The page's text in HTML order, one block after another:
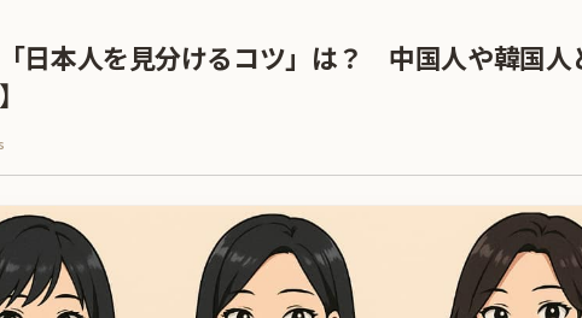
日本人を見分けるコツ」は？ 中国人や韓国人